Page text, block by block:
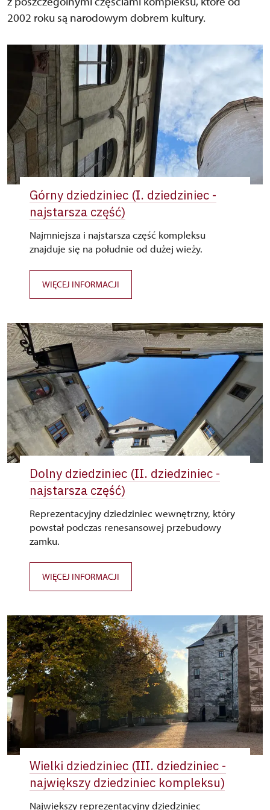
2002 roku są narodowym dobrem kultury.
Górny dziedziniec (I. dziedziniec -
najstarsza część)
Najmniejsza i najstarsza część kompleksu
znajduje się na południe od dużej wieży.
WIĘCEJ INFORMACJI
Dolny dziedziniec (II. dziedziniec -
najstarsza część)
Reprezentacyjny dziedziniec wewnętrzny, który
powstał podczas renesansowej przebudowy
zamku.
WIĘCEJ INFORMACJI
Wielki dziedziniec (III. dziedziniec -
największy dziedziniec kompleksu)
Największy reprezentacyjny dziedziniec